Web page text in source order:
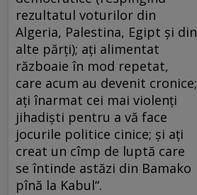
rezultatul voturilor din
Algeria, Palestina, Egipt și din
alte părți); ați alimentat
războaie în mod repetat,
care acum au devenit cronice;
ați înarmat cei mai violenți
jihadiști pentru a vă face
jocurile politice cinice; și ați
creat un cîmp de luptă care
se întinde astăzi din Bamako
pînă la Kabul“.